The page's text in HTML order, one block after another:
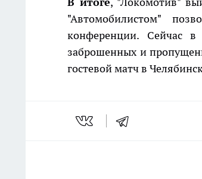
"Автомобилистом"
конференции. Сейчас
заброшенных и
гостевой матч в